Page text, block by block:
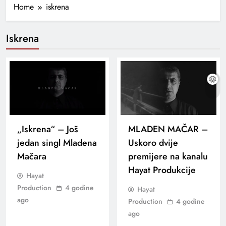
Home iskrena
Iskrena
„Iskrena“ – Još
jedan singl Mladena
Mačara
Hayat
Production
4 godine
ago
MLADEN MAČAR –
Uskoro dvije
premijere na kanalu
Hayat Produkcije
Hayat
Production
4 godine
ago